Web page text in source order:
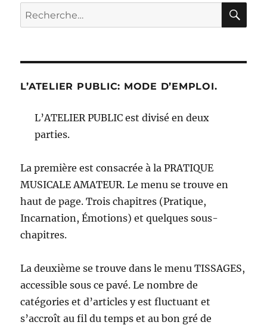
Recherche
pour :
L’ATELIER PUBLIC: MODE D’EMPLOI.
L’ATELIER PUBLIC est divisé en deux
parties.
La première est consacrée à la PRATIQUE
MUSICALE AMATEUR. Le menu se trouve en
haut de page. Trois chapitres (Pratique,
Incarnation, Émotions) et quelques sous-
chapitres.
La deuxième se trouve dans le menu TISSAGES,
accessible sous ce pavé. Le nombre de
catégories et d’articles y est fluctuant et
s’accroît au fil du temps et au bon gré de